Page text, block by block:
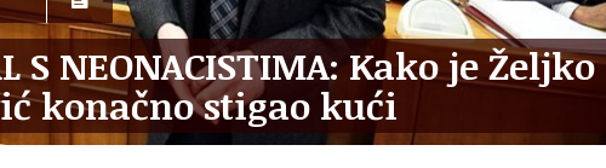
S NEONACISTIMA: Kako je Željko
konačno stigao kući